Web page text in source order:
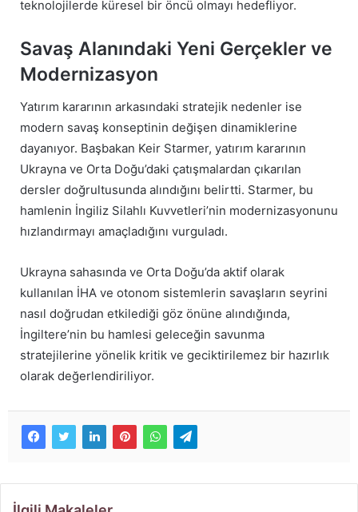
teknolojilerde küresel bir öncü olmayı hedefliyor.
Savaş Alanındaki Yeni Gerçekler ve
Modernizasyon
Yatırım kararının arkasındaki stratejik nedenler ise
modern savaş konseptinin değişen dinamiklerine
dayanıyor. Başbakan Keir Starmer, yatırım kararının
Ukrayna ve Orta Doğu’daki çatışmalardan çıkarılan
dersler doğrultusunda alındığını belirtti. Starmer, bu
hamlenin İngiliz Silahlı Kuvvetleri’nin modernizasyonunu
hızlandırmayı amaçladığını vurguladı.
Ukrayna sahasında ve Orta Doğu’da aktif olarak
kullanılan İHA ve otonom sistemlerin savaşların seyrini
nasıl doğrudan etkilediği göz önüne alındığında,
İngiltere’nin bu hamlesi geleceğin savunma
stratejilerine yönelik kritik ve geciktirilemez bir hazırlık
olarak değerlendiriliyor.